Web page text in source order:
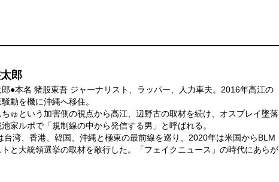
郎
●本名 猪股東吾 ジャーナリスト、ラッパー、人力車夫。 2016年高江の
動を機に沖縄へ移住。
ゅという加害側の視点から高江、辺野古の取材を続け、 オスプレイ墜落
家ルポで「規制線の中から発信する男」
と呼ばれる。
台湾、香港、韓国、沖縄と極東の最前線を巡り、 2020年は米国からBLM
トと大統領選挙の取材を敢行した。「フェイクニュース」の時代にあらが